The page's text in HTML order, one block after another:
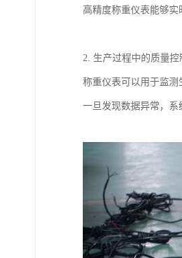
高精度称重仪表能够实
2. 生产过程中的质量控
称重仪表可以用于监测
一旦发现数据异常，系